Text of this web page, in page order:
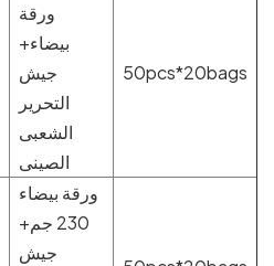
ورقة
بيضاء+
جيش
التحرير
الشعبى
الصينى
50pcs*20bags
ورقة بيضاء
230 جم+
جيش